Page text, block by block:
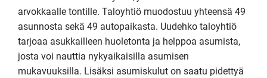
arvokkaalle tontille. Taloyhtiö muodostuu yhteensä 49
asunnosta sekä 49 autopaikasta. Uudehko taloyhtiö
tarjoaa asukkailleen huoletonta ja helppoa asumista,
josta voi nauttia nykyaikaisilla asumisen
mukavuuksilla. Lisäksi asumiskulut on saatu pidettyä